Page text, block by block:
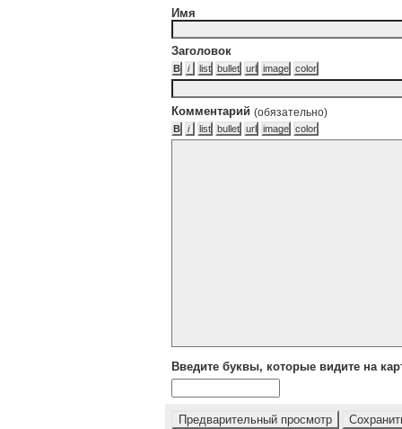
Имя
Заголовок
Комментарий (обязательно)
Введите буквы, которые видите на